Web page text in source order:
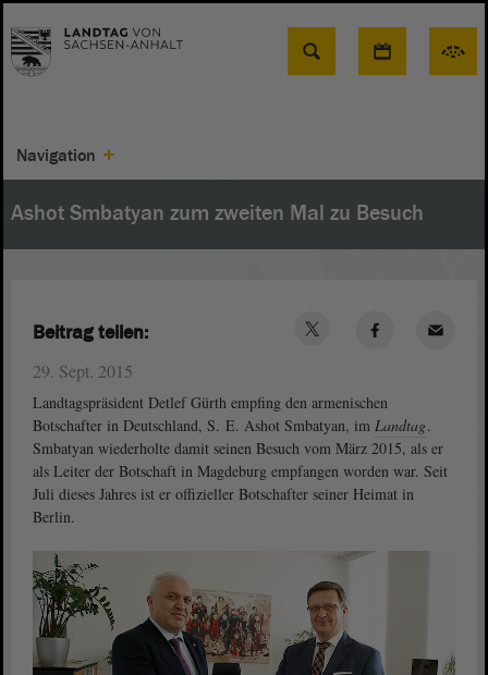
Suche
Navigation
Ashot Smbatyan zum zweiten Mal zu Besuch
29. Sept. 2015
Landtagspräsident Detlef Gürth empfing den armenischen
Botschafter in Deutschland, S. E. Ashot Smbatyan, im Landtag.
Smbatyan wiederholte damit seinen Besuch vom März 2015, als er
als Leiter der Botschaft in Magdeburg empfangen worden war. Seit
Juli dieses Jahres ist er offizieller Botschafter seiner Heimat in
Berlin.
Beitrag teilen: